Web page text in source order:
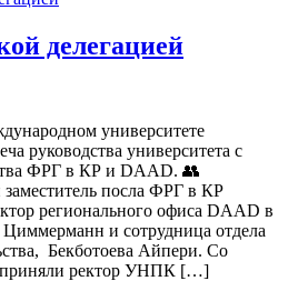
делегацией
университете
руководства университета с
ФРГ в КР и DAAD. 👥
посла ФРГ в КР
регионального офиса DAAD в
и сотрудница отдела
Бекботоева Айпери. Со
ректор УНПК […]